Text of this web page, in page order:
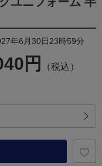
年6月30日23時59分
円 （税込）